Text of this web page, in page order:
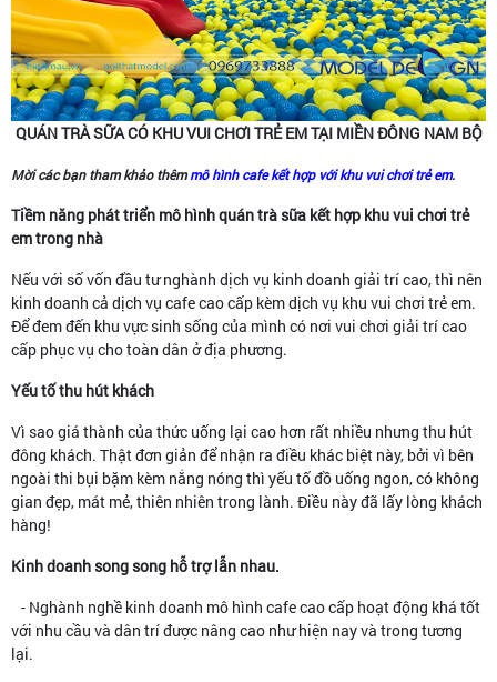
QUÁN TRÀ SỮA CÓ KHU VUI CHƠI TRẺ EM TẠI MIỀN ĐÔNG NAM BỘ
Mời các bạn tham khảo thêmmô hình cafe kết hợp với khu vui chơi trẻ em.
Tiềm năng phát triển mô hình quán trà sữa kết hợp khu vui chơi trẻ
em trong nhà
Nếu với số vốn đầu tư nghành dịch vụ kinh doanh giải trí cao, thì nên
kinh doanh cả dịch vụ cafe cao cấp kèm dịch vụ khu vui chơi trẻ em.
Để đem đến khu vực sinh sống của mình có nơi vui chơi giải trí cao
cấp phục vụ cho toàn dân ở địa phương.
Yếu tố thu hút khách
Vì sao giá thành của thức uống lại cao hơn rất nhiều nhưng thu hút
đông khách. Thật đơn giản để nhận ra điều khác biệt này, bởi vì bên
ngoài thi bụi bặm kèm nắng nóng thì yếu tố đồ uống ngon, có không
gian đẹp, mát mẻ, thiên nhiên trong lành. Điều này đã lấy lòng khách
hàng!
Kinh doanh song song hỗ trợ lẫn nhau.
- Nghành nghề kinh doanh mô hình cafe cao cấp hoạt động khá tốt
với nhu cầu và dân trí được nâng cao như hiện nay và trong tương
lại.